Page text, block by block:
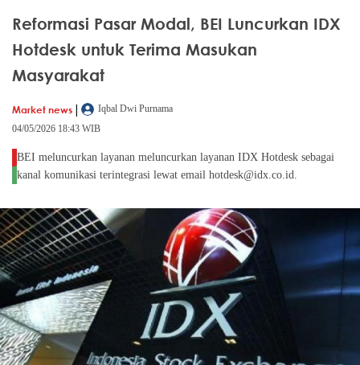
Reformasi Pasar Modal, BEI Luncurkan IDX
Hotdesk untuk Terima Masukan
Masyarakat
Market news |
Iqbal Dwi Purnama
04/05/2026 18:43 WIB
BEI meluncurkan layanan meluncurkan layanan IDX Hotdesk sebagai
kanal komunikasi terintegrasi lewat email hotdesk@idx.co.id.